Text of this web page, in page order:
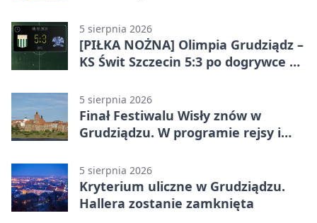
5 sierpnia 2026
[PIŁKA NOŻNA] Olimpia Grudziądz –
KS Świt Szczecin 5:3 po dogrywce w
odwrócili losy meczu
5 sierpnia 2026
Finał Festiwalu Wisły znów w
Grudziądzu. W programie rejsy i
5 sierpnia 2026
Kryterium uliczne w Grudziądzu.
Hallera zostanie zamknięta